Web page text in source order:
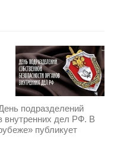
подразделений
внутренних дел РФ. В
публикует